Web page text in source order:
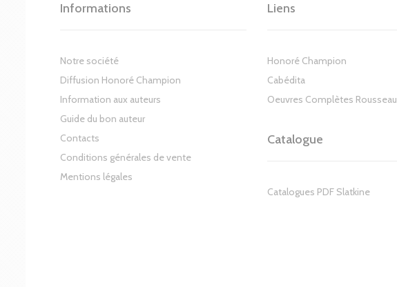
Informations
Notre société
Diffusion Honoré Champion
Information aux auteurs
Guide du bon auteur
Contacts
Conditions générales de vente
Mentions légales
Liens
Honoré Champion
Cabédita
Oeuvres Complètes Rousseau
Catalogue
Catalogues PDF Slatkine